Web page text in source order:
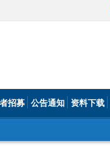
招募 公告通知 资料下载